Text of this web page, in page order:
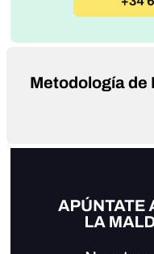
Metodología de